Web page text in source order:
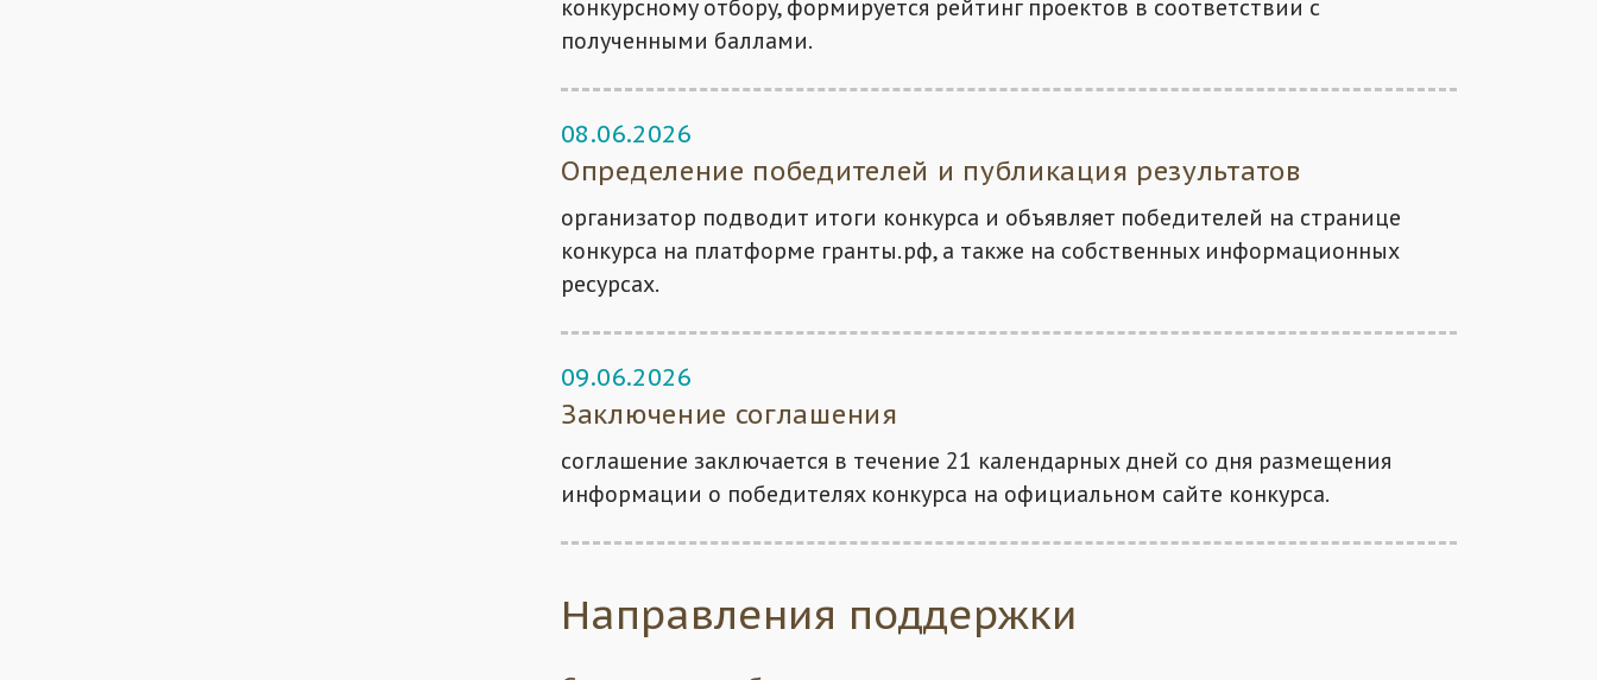
конкурсному отбору, формируется рейтинг проектов в соответствии с
полученными баллами.
08.06.2026
Определение победителей и публикация результатов
организатор подводит итоги конкурса и объявляет победителей на странице
конкурса на платформе гранты.рф, а также на собственных информационных
ресурсах.
09.06.2026
Заключение соглашения
соглашение заключается в течение 21 календарных дней со дня размещения
информации о победителях конкурса на официальном сайте конкурса.
Направления поддержки